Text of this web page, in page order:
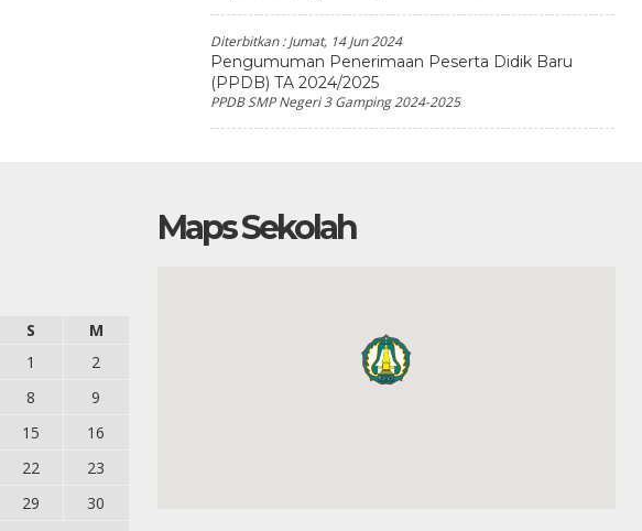
Diterbitkan :Jumat, 14 Jun 2024
Pengumuman Penerimaan Peserta Didik Baru
(PPDB) TA 2024/2025
PPDB SMP Negeri 3 Gamping 2024-2025
S
M
1
2
8
9
15
16
22
23
29
30
Maps Sekolah